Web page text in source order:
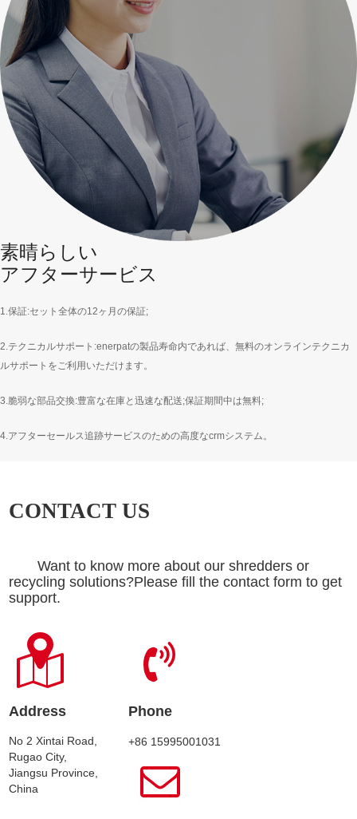
素晴らしい
アフターサービス
1.保証:セット全体の12ヶ月の保証;
2.テクニカルサポート:enerpatの製品寿命内であれば、無料のオンラインテクニカ
ルサポートをご利用いただけます。
3.脆弱な部品交換:豊富な在庫と迅速な配送;保証期間中は無料;
4.アフターセールス追跡サービスのための高度なcrmシステム。
CONTACT US
Want to know more about our shredders or
recycling solutions?Please fill the contact form to get
support.
Address
No 2 Xintai Road,
Rugao City,
Jiangsu Province,
China
Phone
+86 15995001031